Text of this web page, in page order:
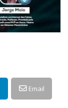
Email